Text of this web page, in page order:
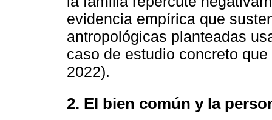
evidencia empírica que
antropológicas planteadas
caso de estudio concreto
2022).
2. El bien común y la